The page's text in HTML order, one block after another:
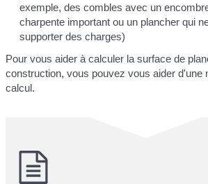
exemple, des combles avec un
charpente important ou un plancher qui
supporter des charges)
Pour vous aider à calculer la surface de
construction, vous pouvez vous aider d'une
calcul.